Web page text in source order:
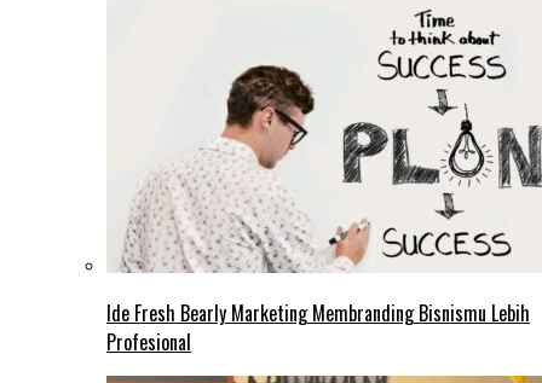
Ide Fresh Bearly Marketing Membranding Bisnismu Lebih
Profesional